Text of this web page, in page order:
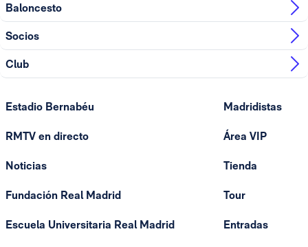
Baloncesto
Socios
Club
Estadio Bernabéu
RMTV en directo
Noticias
Fundación Real Madrid
Escuela Universitaria Real Madrid
Madridistas
Área VIP
Tienda
Tour
Entradas